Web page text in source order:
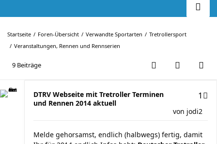
Startseite Foren-Übersicht Verwandte Sportarten
Tretrollersport
Veranstaltungen, Rennen und Rennserien
9 Beiträge
DTRV Webseite mit Tretroller Terminen
und Rennen 2014 aktuell
1
von jodi2
Melde gehorsamst, endlich (halbwegs) fertig, damit